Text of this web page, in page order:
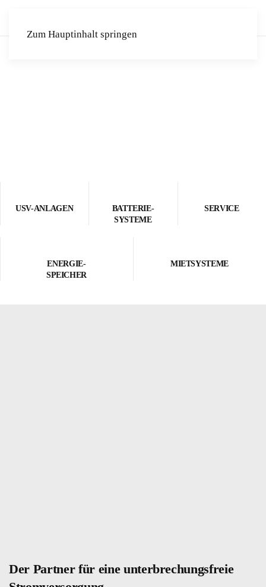
Zum Hauptinhalt springen
USV-ANLAGEN
BATTERIE-
SYSTEME
SERVICE
ENERGIE-
SPEICHER
MIETSYSTEME
Der Partner für eine unterbrechungsfreie